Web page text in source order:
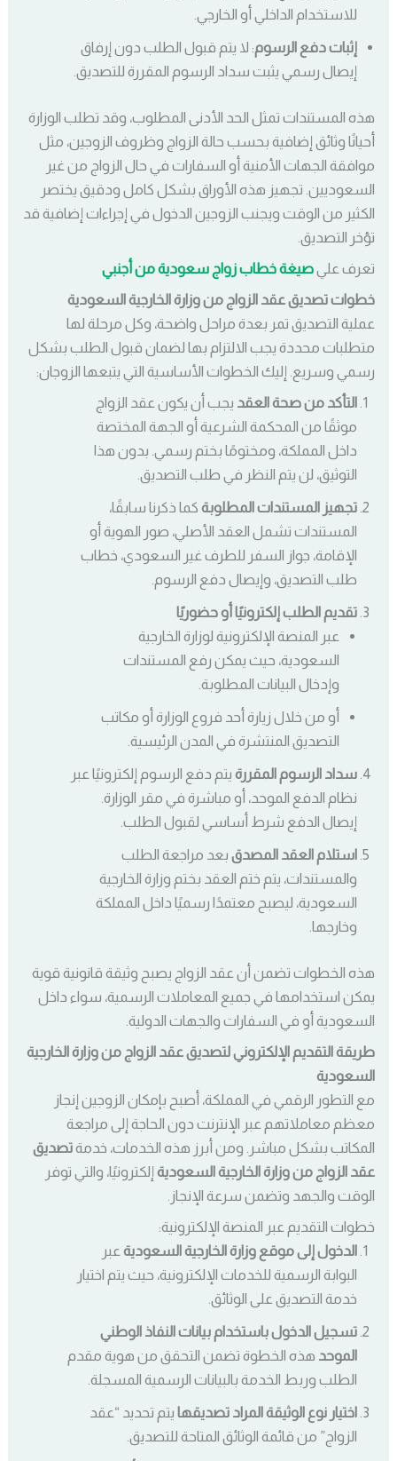
للاستخدام الداخلي أو الخارجي.
إثبات دفع الرسوم: لا يتم قبول الطلب دون إرفاق
إيصال رسمي يثبت سداد الرسوم المقررة للتصديق.
هذه المستندات تمثل الحد الأدنى المطلوب، وقد تطلب الوزارة
أحيانًا وثائق إضافية بحسب حالة الزواج وظروف الزوجين، مثل
موافقة الجهات الأمنية أو السفارات في حال الزواج من غير
السعوديين. تجهيز هذه الأوراق بشكل كامل ودقيق يختصر
الكثير من الوقت ويجنب الزوجين الدخول في إجراءات إضافية قد
تؤخر التصديق.
تعرف عليصيغة خطاب زواج سعودية من أجنبي
خطوات تصديق عقد الزواج من وزارة الخارجية السعودية
عملية التصديق تمر بعدة مراحل واضحة، وكل مرحلة لها
متطلبات محددة يجب الالتزام بها لضمان قبول الطلب بشكل
رسمي وسريع. إليك الخطوات الأساسية التي يتبعها الزوجان:
التأكد من صحة العقد يجب أن يكون عقد الزواج
موثقًا من المحكمة الشرعية أو الجهة المختصة
داخل المملكة، ومختومًا بختم رسمي. بدون هذا
التوثيق، لن يتم النظر في طلب التصديق.
تجهيز المستندات المطلوبة كما ذكرنا سابقًا،
المستندات تشمل العقد الأصلي، صور الهوية أو
الإقامة، جواز السفر للطرف غير السعودي، خطاب
طلب التصديق، وإيصال دفع الرسوم.
تقديم الطلب إلكترونيًا أو حضوريًا
عبر المنصة الإلكترونية لوزارة الخارجية
السعودية، حيث يمكن رفع المستندات
وإدخال البيانات المطلوبة.
أو من خلال زيارة أحد فروع الوزارة أو مكاتب
التصديق المنتشرة في المدن الرئيسية.
سداد الرسوم المقررة يتم دفع الرسوم إلكترونيًا عبر
نظام الدفع الموحد، أو مباشرة في مقر الوزارة.
إيصال الدفع شرط أساسي لقبول الطلب.
استلام العقد المصدق بعد مراجعة الطلب
والمستندات، يتم ختم العقد بختم وزارة الخارجية
السعودية، ليصبح معتمدًا رسميًا داخل المملكة
وخارجها.
هذه الخطوات تضمن أن عقد الزواج يصبح وثيقة قانونية قوية
يمكن استخدامها في جميع المعاملات الرسمية، سواء داخل
السعودية أو في السفارات والجهات الدولية.
طريقة التقديم الإلكتروني لتصديق عقد الزواج من وزارة الخارجية
السعودية
مع التطور الرقمي في المملكة، أصبح بإمكان الزوجين إنجاز
معظم معاملاتهم عبر الإنترنت دون الحاجة إلى مراجعة
المكاتب بشكل مباشر. ومن أبرز هذه الخدمات، خدمةتصديق
عقد الزواج من وزارة الخارجية السعودية إلكترونيًا، والتي توفر
الوقت والجهد وتضمن سرعة الإنجاز.
خطوات التقديم عبر المنصة الإلكترونية:
الدخول إلى موقع وزارة الخارجية السعودية عبر
البوابة الرسمية للخدمات الإلكترونية، حيث يتم اختيار
خدمة التصديق على الوثائق.
تسجيل الدخول باستخدام بيانات النفاذ الوطني
الموحد هذه الخطوة تضمن التحقق من هوية مقدم
الطلب وربط الخدمة بالبيانات الرسمية المسجلة.
اختيار نوع الوثيقة المراد تصديقها يتم تحديد “عقد
الزواج” من قائمة الوثائق المتاحة للتصديق.